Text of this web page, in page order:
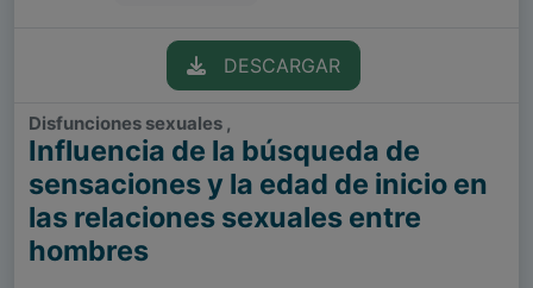
DESCARGAR
Disfunciones sexuales ,
Influencia de la búsqueda de
sensaciones y la edad de inicio en
las relaciones sexuales entre
hombres